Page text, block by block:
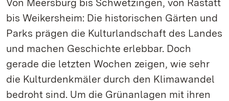
Von Meersburg bis Schwetzingen, von Rastatt
bis Weikersheim: Die historischen Gärten und
Parks prägen die Kulturlandschaft des Landes
und machen Geschichte erlebbar. Doch
gerade die letzten Wochen zeigen, wie sehr
die Kulturdenkmäler durch den Klimawandel
bedroht sind. Um die Grünanlagen mit ihren